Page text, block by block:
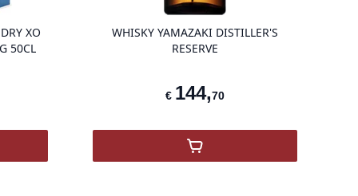
XO
50CL
Pale & Dry Grande Champagne XO
WHISKY YAMAZAKI DISTILLER'S
RESERVE
€ 144,70
,Whisky YAMAZAKI